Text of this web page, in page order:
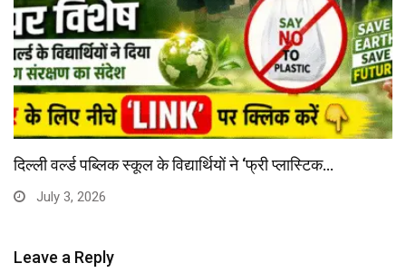
DN मॉडल स्कूल ने होनहार विद्यार्थियों को किया सम्मानित…
May 23, 2026
Leave a Reply